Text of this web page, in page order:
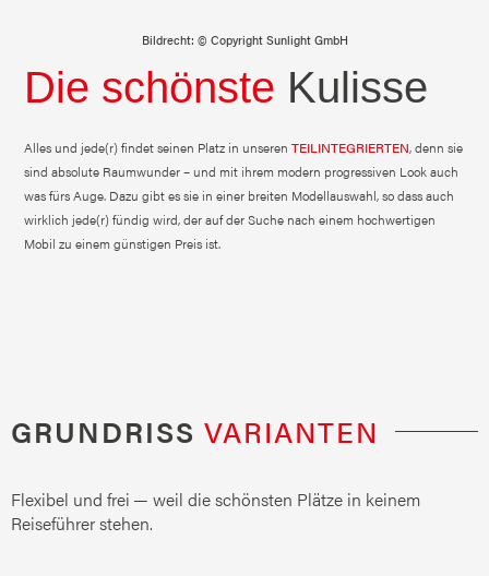
Bildrecht: © Copyright Sunlight GmbH
Die schönste Kulisse
Alles und jede(r) findet seinen Platz in unserenTEILINTEGRIERTEN, denn sie
sind absolute Raumwunder – und mit ihrem modern progressiven Look auch
was fürs Auge. Dazu gibt es sie in einer breiten Modellauswahl, so dass auch
wirklich jede(r) fündig wird, der auf der Suche nach einem hochwertigen
Mobil zu einem günstigen Preis ist.
GRUNDRISS VARIANTEN
Flexibel und frei — weil die schönsten Plätze in keinem
Reiseführer stehen.